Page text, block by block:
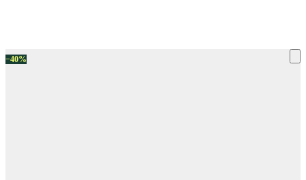
−40%